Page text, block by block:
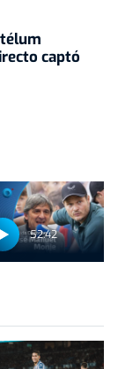
captó
52:42